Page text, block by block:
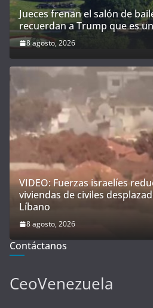
Jueces frenan el salón de
recuerdan a Trump que es
8 agosto, 2026
VIDEO: Fuerzas israelíes
viviendas de civiles
Líbano
8 agosto, 2026
Contáctanos
CeoVenezuela